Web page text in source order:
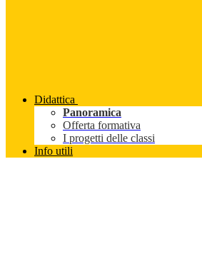
Didattica
Panoramica
Offerta formativa
I progetti delle classi
Info utili